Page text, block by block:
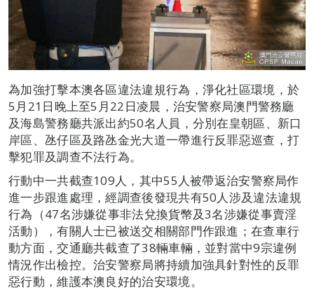
為加強打擊本澳各區違法違規行為，淨化社區環境，於
5月21日晚上至5月22日凌晨，治安警察局澳門警務廳
及海島警務廳共派出約50名人員，分別在皇朝區、新口
岸區、氹仔區及路氹金光大道一帶進行反罪惡巡查，打
擊犯罪及調查不法行為。
行動中一共截查109人，其中55人被帶返治安警察局作
進一步跟進處理，經調查後發現共有50人涉及違法違規
行為（47名涉嫌從事非法兌換貨幣及3名涉嫌從事賣淫
活動），有關人士已被送交相關部門作跟進；在查車行
動方面，交通廳共截查了38輛車輛，並對當中9宗違例
情況作出檢控。治安警察局將持續加強具針對性的反罪
惡行動，維護本澳良好的治安環境。